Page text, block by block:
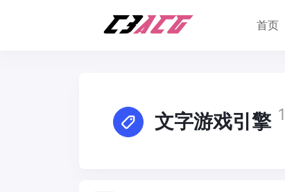
首页
文字游戏引擎 1